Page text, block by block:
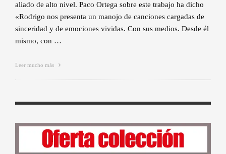
aliado de alto nivel. Paco Ortega sobre este trabajo ha dicho
«Rodrigo nos presenta un manojo de canciones cargadas de
sinceridad y de emociones vividas. Con sus medios. Desde él
mismo, con …
Leer mucho más